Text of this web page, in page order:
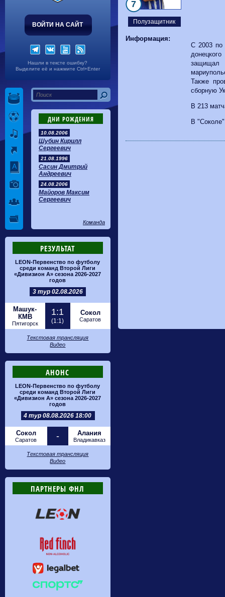
ВОЙТИ НА САЙТ
Нашли в тексте ошибку?
Выделите её и нажмите Ctrl+Enter
ДНИ РОЖДЕНИЯ
10.08.2006
Шубин Кирилл
Сергеевич
21.08.1996
Сасин Дмитрий
Андреевич
24.08.2006
Майоров Максим
Сергеевич
Команда
РЕЗУЛЬТАТ
LEON-Первенство по футболу
среди команд Второй Лиги
«Дивизион А» сезона 2026-2027
годов
3 тур 02.08.2026
Машук-
КМВ
Пятигорск
1:1
(1:1)
Сокол
Саратов
Текстовая трансляция
Видео
АНОНС
LEON-Первенство по футболу
среди команд Второй Лиги
«Дивизион А» сезона 2026-2027
годов
4 тур 08.08.2026 18:00
Сокол
Саратов - Алания
Владикавказ
Текстовая трансляция
Видео
ПАРТНЕРЫ ФНЛ
Полузащитник
7
Информация:
С 2003 по
защищал
Также
сборную
В 213
В
Калуга
0-1 Сибирь